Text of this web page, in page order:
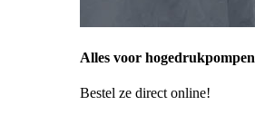
Alles voor hogedrukpompen
Bestel ze direct online!